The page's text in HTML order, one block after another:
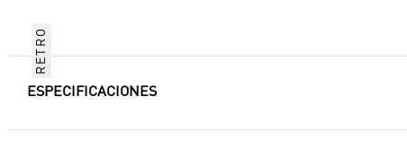
RETRO
ESPECIFICACIONES